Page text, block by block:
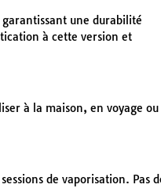
une durabilité
à cette version et
à la maison, en voyage ou
de vaporisation. Pas